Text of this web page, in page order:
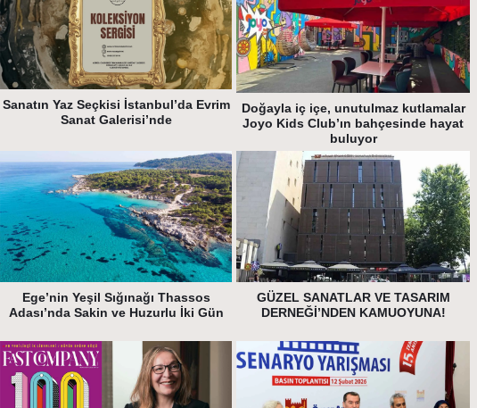
Sanatın Yaz Seçkisi İstanbul’da Evrim
Sanat Galerisi’nde
Doğayla iç içe, unutulmaz kutlamalar
Joyo Kids Club’ın bahçesinde hayat
buluyor
Ege’nin Yeşil Sığınağı Thassos
Adası’nda Sakin ve Huzurlu İki Gün
GÜZEL SANATLAR VE TASARIM
DERNEĞİ’NDEN KAMUOYUNA!